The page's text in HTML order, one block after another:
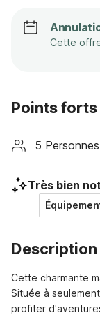
Cette
Points forts
5 Personnes
Très bien
Description
Cette charmante
Située à
profiter